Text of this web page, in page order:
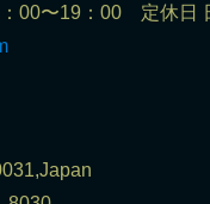
〜19：00 定休日